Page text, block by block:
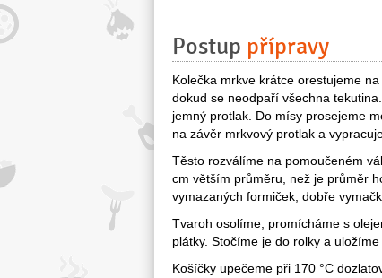
Postup přípravy
Kolečka mrkve krátce orestujeme
dokud se neodpaří všechna
jemný protlak. Do mísy prosejeme
na závěr mrkvový protlak a
Těsto rozválíme na pomoučeném
cm větším průměru, než je průměr
vymazaných formiček, dobře
Tvaroh osolíme, promícháme s
plátky. Stočíme je do rolky a
Košíčky upečeme při 170 °C